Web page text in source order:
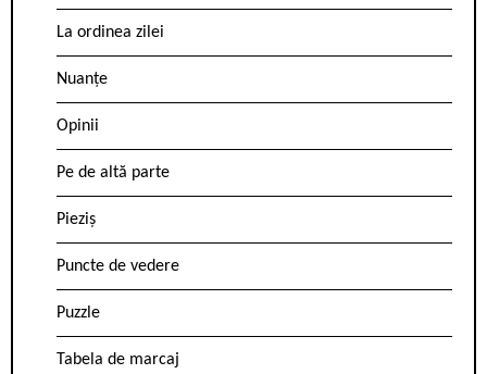
La ordinea zilei
Nuanțe
Opinii
Pe de altă parte
Pieziș
Puncte de vedere
Puzzle
Tabela de marcaj